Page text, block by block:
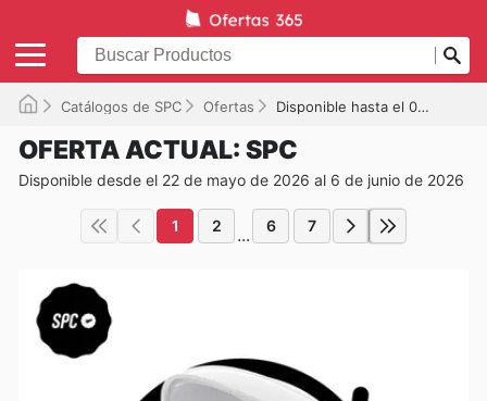
Catálogos de SPC Ofertas Disponible hasta el 06/06/2026
OFERTA ACTUAL: SPC
Disponible desde el 22 de mayo de 2026 al 6 de junio de 2026
1 2 ... 6 7